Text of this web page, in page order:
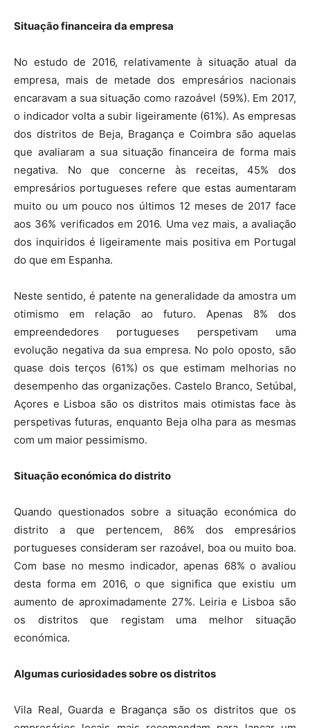
Situação financeira da empresa
No estudo de 2016, relativamente à situação atual da
empresa, mais de metade dos empresários nacionais
encaravam a sua situação como razoável (59%). Em 2017,
o indicador volta a subir ligeiramente (61%). As empresas
dos distritos de Beja, Bragança e Coimbra são aquelas
que avaliaram a sua situação financeira de forma mais
negativa. No que concerne às receitas, 45% dos
empresários portugueses refere que estas aumentaram
muito ou um pouco nos últimos 12 meses de 2017 face
aos 36% verificados em 2016. Uma vez mais, a avaliação
dos inquiridos é ligeiramente mais positiva em Portugal
do que em Espanha.
Neste sentido, é patente na generalidade da amostra um
otimismo em relação ao futuro. Apenas 8% dos
empreendedores portugueses perspetivam uma
evolução negativa da sua empresa. No polo oposto, são
quase dois terços (61%) os que estimam melhorias no
desempenho das organizações. Castelo Branco, Setúbal,
Açores e Lisboa são os distritos mais otimistas face às
perspetivas futuras, enquanto Beja olha para as mesmas
com um maior pessimismo.
Situação económica do distrito
Quando questionados sobre a situação económica do
distrito a que pertencem, 86% dos empresários
portugueses consideram ser razoável, boa ou muito boa.
Com base no mesmo indicador, apenas 68% o avaliou
desta forma em 2016, o que significa que existiu um
aumento de aproximadamente 27%. Leiria e Lisboa são
os distritos que registam uma melhor situação
económica.
Algumas curiosidades sobre os distritos
Vila Real, Guarda e Bragança são os distritos que os